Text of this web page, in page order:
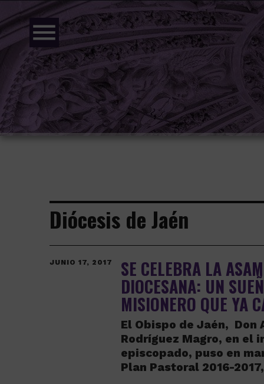
menu
Diócesis de Jaén
JUNIO 17, 2017 SE CELEBRA LA
DIOCESANA: UN
MISIONERO QUE YA
El Obispo de Jaén, Don
Rodríguez Magro, en el
episcopado, puso en
Plan Pastoral 2016-